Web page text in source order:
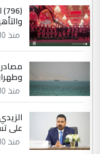
سردار
التعليق :
جنسية الرافد
ابا فرات ...
مضجعيك يابن
حيدر عاشور
التعليق :
دقيق ومسؤول؛
منذ 10 ساعة
منذ 10 ساعة
على
منذ 10 ساعة